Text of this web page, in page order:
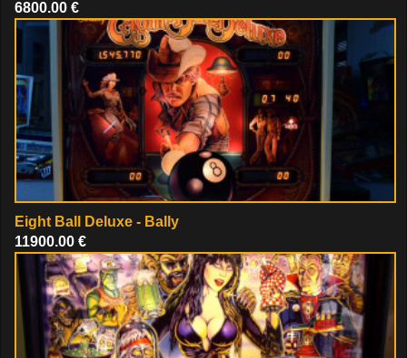
6800.00 €
Eight Ball Deluxe - Bally
11900.00 €